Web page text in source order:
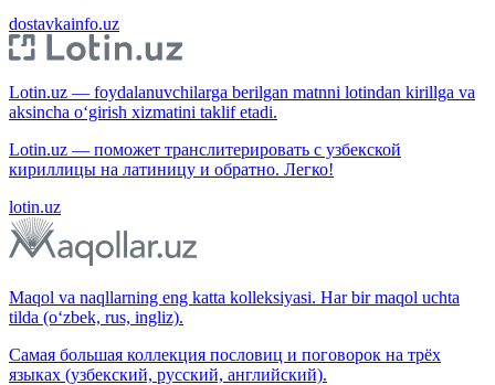
dostavkainfo.uz
Lotin.uz — foydalanuvchilarga berilgan matnni lotindan kirillga va
aksincha o‘girish xizmatini taklif etadi.
Lotin.uz — поможет транслитерировать с узбекской
кириллицы на латиницу и обратно. Легко!
lotin.uz
Maqol va naqllarning eng katta kolleksiyasi. Har bir maqol uchta
tilda (o‘zbek, rus, ingliz).
Самая большая коллекция пословиц и поговорок на трёх
языках (узбекский, русский, английский).